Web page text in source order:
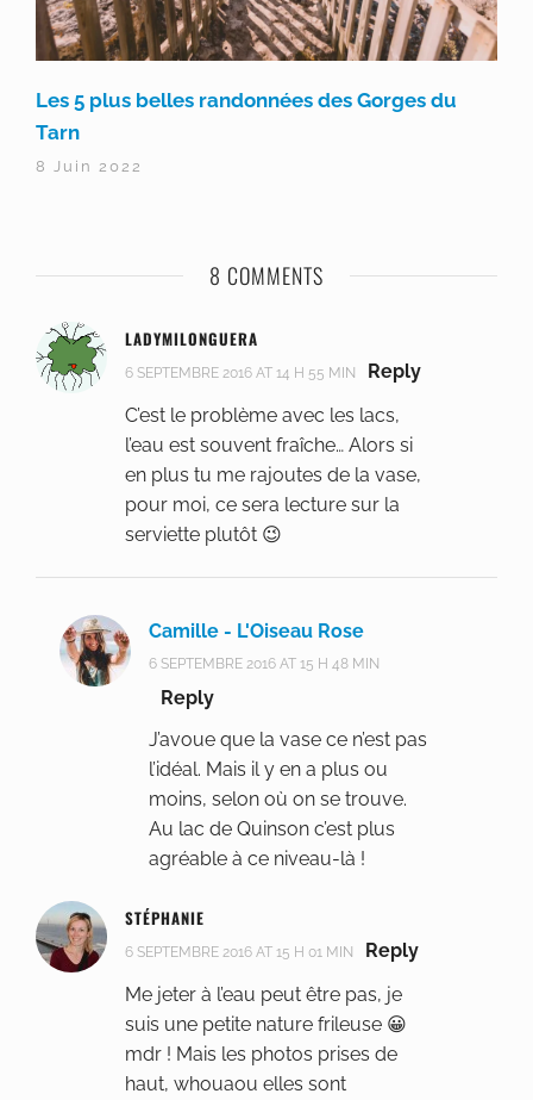
Les 5 plus belles randonnées des Gorges du
Tarn
8 Juin 2022
8 COMMENTS
LADYMILONGUERA
6 SEPTEMBRE 2016 AT 14 H 55 MIN
Reply
C’est le problème avec les lacs,
l’eau est souvent fraîche… Alors si
en plus tu me rajoutes de la vase,
pour moi, ce sera lecture sur la
serviette plutôt 😉
Camille - L'Oiseau Rose
6 SEPTEMBRE 2016 AT 15 H 48 MIN
Reply
J’avoue que la vase ce n’est pas
l’idéal. Mais il y en a plus ou
moins, selon où on se trouve.
Au lac de Quinson c’est plus
agréable à ce niveau-là !
STÉPHANIE
6 SEPTEMBRE 2016 AT 15 H 01 MIN
Reply
Me jeter à l’eau peut être pas, je
suis une petite nature frileuse 😀
mdr ! Mais les photos prises de
haut, whouaou elles sont